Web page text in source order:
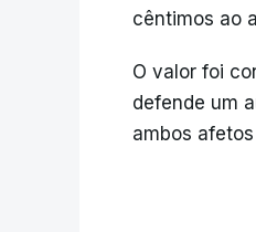
cêntimos ao
O valor foi
defende um
ambos